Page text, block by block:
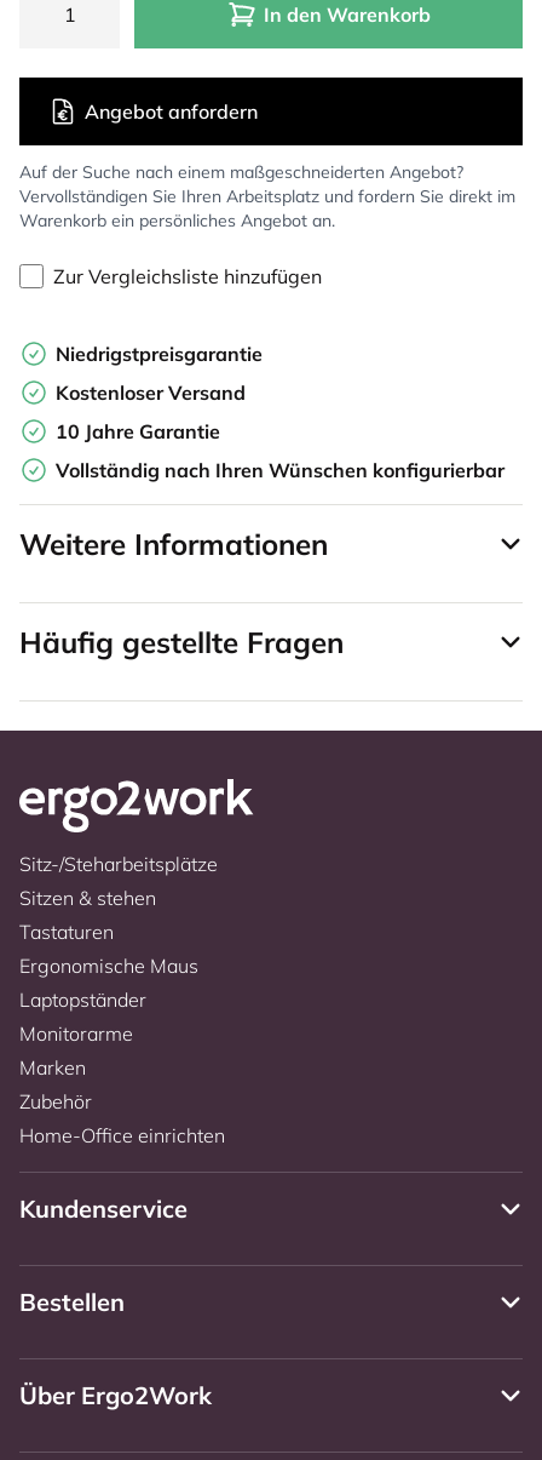
In den Warenkorb
Auf der Suche nach einem maßgeschneiderten Angebot?
Vervollständigen Sie Ihren Arbeitsplatz und fordern Sie direkt im
Warenkorb ein persönliches Angebot an.
Angebot anfordern
Zur Vergleichsliste hinzufügen
Niedrigstpreisgarantie
Kostenloser Versand
10 Jahre Garantie
Vollständig nach Ihren Wünschen konfigurierbar
Weitere Informationen
Häufig gestellte Fragen
Sitz-/Steharbeitsplätze
Sitzen & stehen
Tastaturen
Ergonomische Maus
Laptopständer
Monitorarme
Marken
Zubehör
Home-Office einrichten
Kundenservice
Bestellen
Über Ergo2Work